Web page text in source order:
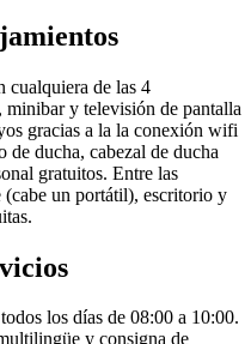
cualquiera de las 4
y televisión de pantalla
gracias a la la conexión wifi
de ducha, cabezal de ducha
gratuitos. Entre las
(cabe un portátil), escritorio y
los días de 08:00 a 10:00.
y consigna de